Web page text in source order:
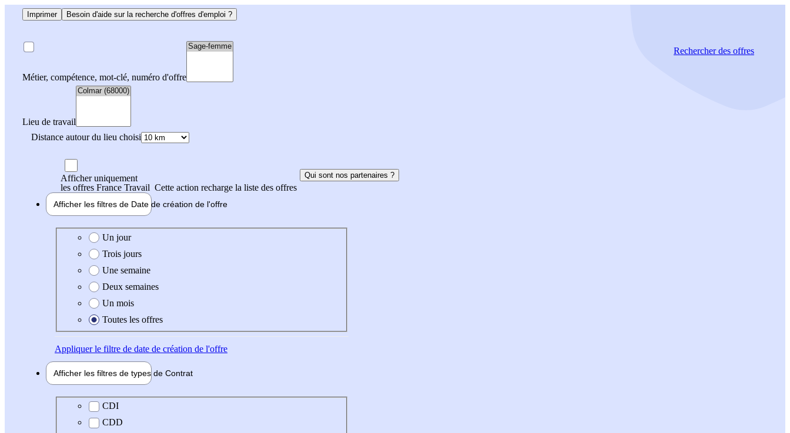
Imprimer Besoin d'aide sur la recherche d'offres d'emploi ?
Métier, compétence, mot-clé, numéro d'offre
Lieu de travail
Distance autour du lieu choisi
Rechercherdes offres
Afficher uniquement
les offres France Travail Cette action recharge la liste des offres
Qui sont nos partenaires ?
Afficher les filtres de Date de création de l'offre
Date de création de l'offre
Un jour
Trois jours
Une semaine
Deux semaines
Un mois
Toutes les offres
Appliquerle filtre de date de création de l'offre
Afficher les filtres de types de Contrat
Type de contrat
CDI
CDD